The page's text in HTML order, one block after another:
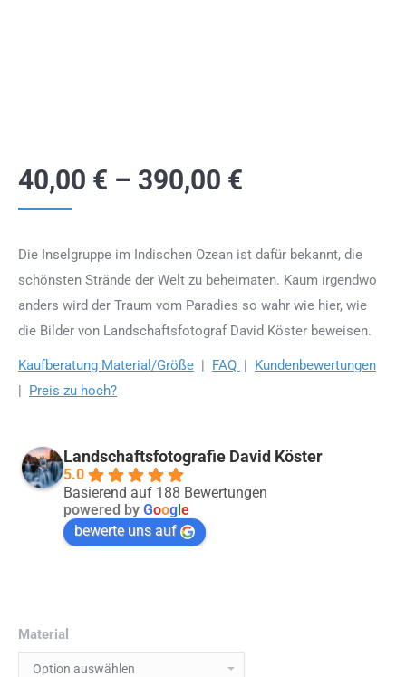
40,00 € – 390,00 €
Die Inselgruppe im Indischen Ozean ist dafür bekannt, die
schönsten Strände der Welt zu beheimaten. Kaum irgendwo
anders wird der Traum vom Paradies so wahr wie hier, wie
die Bilder von Landschaftsfotograf David Köster beweisen.
Kaufberatung Material/Größe | FAQ | Kundenbewertungen
| Preis zu hoch?
Landschaftsfotografie David Köster
5.0
Basierend auf 188 Bewertungen
powered by Google
bewerte uns auf
Material